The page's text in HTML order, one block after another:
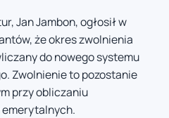
Jan Jambon, ogłosił w
że okres zwolnienia
do nowego systemu
Zwolnienie to pozostanie
przy obliczaniu